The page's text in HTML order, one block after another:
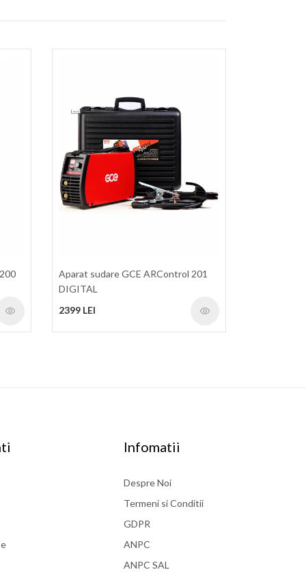
Aparat sudare GCE ARControl 201
DIGITAL
2399 LEI
Infomatii
Despre Noi
Termeni si Conditii
GDPR
ANPC
ANPC SAL